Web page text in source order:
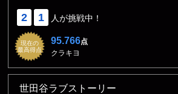
2 1 人が挑戦中！
現在の
最高得点
95.766点
クラキヨ
世田谷ラブストーリー